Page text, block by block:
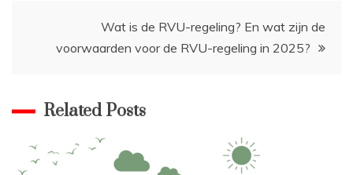
Wat is de RVU-regeling? En wat zijn de
voorwaarden voor de RVU-regeling in 2025?
Related Posts